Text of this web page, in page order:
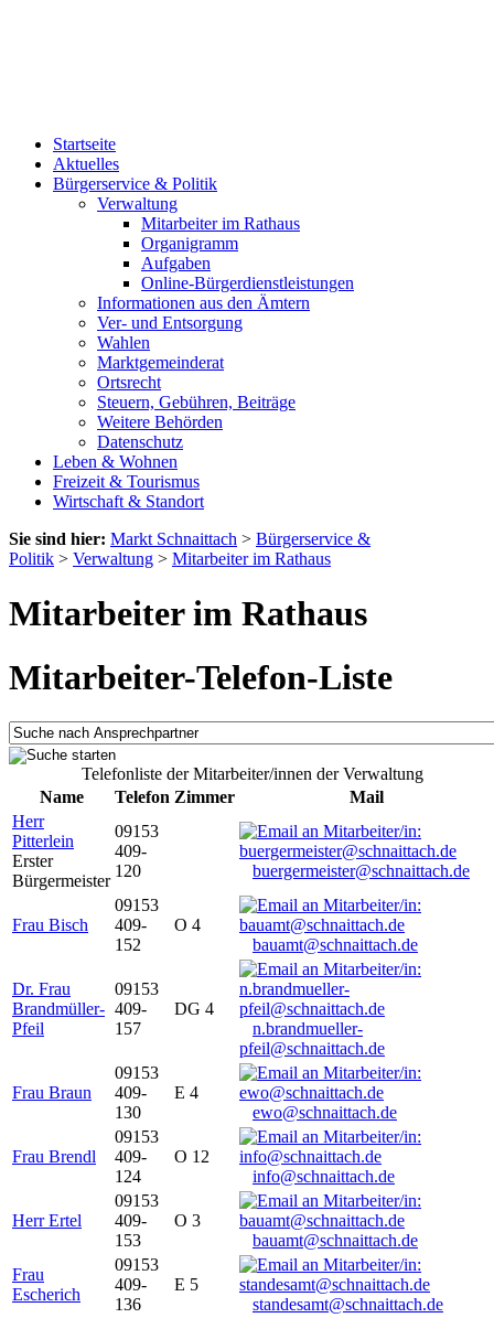
Startseite
Aktuelles
Bürgerservice & Politik
Verwaltung
Mitarbeiter im Rathaus
Organigramm
Aufgaben
Online-Bürgerdienstleistungen
Informationen aus den Ämtern
Ver- und Entsorgung
Wahlen
Marktgemeinderat
Ortsrecht
Steuern, Gebühren, Beiträge
Weitere Behörden
Datenschutz
Leben & Wohnen
Freizeit & Tourismus
Wirtschaft & Standort
Sie sind hier: Markt Schnaittach > Bürgerservice &
Politik > Verwaltung > Mitarbeiter im Rathaus
Mitarbeiter im Rathaus
Mitarbeiter-Telefon-Liste
Telefonliste der Mitarbeiter/innen der Verwaltung
Name
Telefon Zimmer
Mail
Herr
Pitterlein
Erster
Bürgermeister
09153
409-
120
buergermeister@schnaittach.de
Frau Bisch
09153
409-
152
O 4
bauamt@schnaittach.de
Dr. Frau
Brandmüller-
Pfeil
09153
409-
157
DG 4
n.brandmueller-
pfeil@schnaittach.de
Frau Braun
09153
409-
130
E 4
ewo@schnaittach.de
Frau Brendl
09153
409-
124
O 12
info@schnaittach.de
Herr Ertel
09153
409-
153
O 3
bauamt@schnaittach.de
Frau
Escherich
09153
409-
136
E 5
standesamt@schnaittach.de